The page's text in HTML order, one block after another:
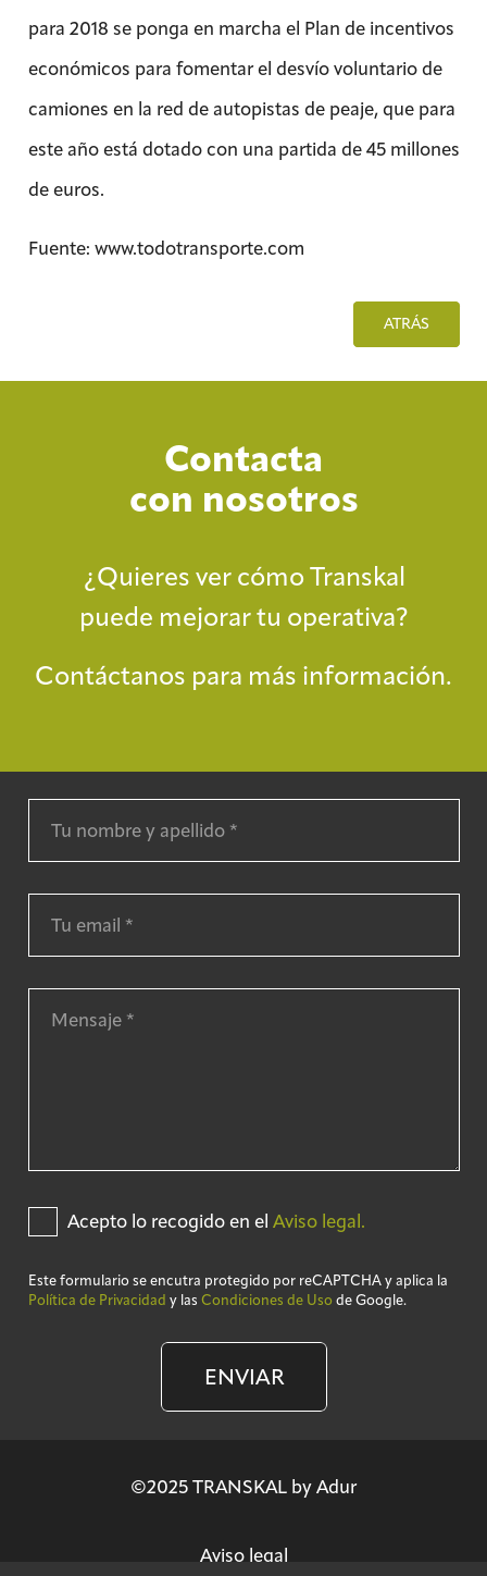
para 2018 se ponga en marcha el Plan de incentivos
económicos para fomentar el desvío voluntario de
camiones en la red de autopistas de peaje, que para
este año está dotado con una partida de 45 millones
de euros.
Fuente: www.todotransporte.com
ATRÁS
Contacta
con nosotros
¿Quieres ver cómo Transkal
puede mejorar tu operativa?
Contáctanos para más información.
Acepto lo recogido en el Aviso legal.
Este formulario se encutra protegido por reCAPTCHA y aplica la
Política de Privacidad y las Condiciones de Uso de Google.
ENVIAR
©2025 TRANSKAL by Adur
Aviso legal